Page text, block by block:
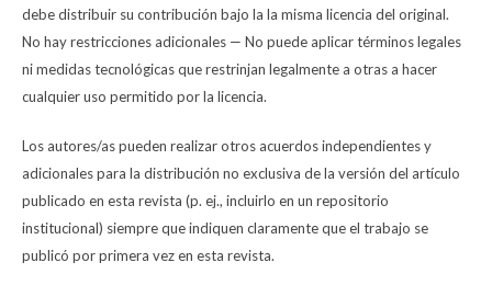
debe distribuir su contribución bajo la la misma licencia del original.
No hay restricciones adicionales — No puede aplicar términos legales
ni medidas tecnológicas que restrinjan legalmente a otras a hacer
cualquier uso permitido por la licencia.
Los autores/as pueden realizar otros acuerdos independientes y
adicionales para la distribución no exclusiva de la versión del artículo
publicado en esta revista (p. ej., incluirlo en un repositorio
institucional) siempre que indiquen claramente que el trabajo se
publicó por primera vez en esta revista.